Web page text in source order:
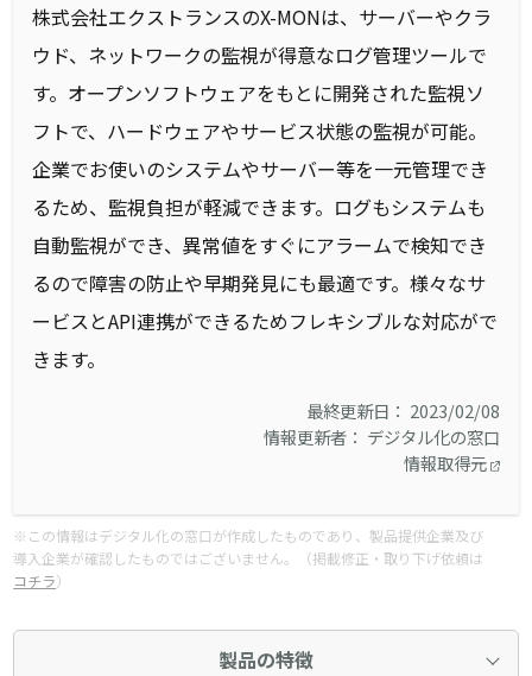
株式会社エクストランスのX-MONは、サーバーやクラ
ウド、ネットワークの監視が得意なログ管理ツールで
す。オープンソフトウェアをもとに開発された監視ソ
フトで、ハードウェアやサービス状態の監視が可能。
企業でお使いのシステムやサーバー等を一元管理でき
るため、監視負担が軽減できます。ログもシステムも
自動監視ができ、異常値をすぐにアラームで検知でき
るので障害の防止や早期発見にも最適です。様々なサ
ービスとAPI連携ができるためフレキシブルな対応がで
きます。
最終更新日： 2023/02/08
情報更新者： デジタル化の窓口
情報取得元
※この情報はデジタル化の窓口が作成したものであり、製品提供企業及び
導入企業が確認したものではございません。（掲載修正・取り下げ依頼は
コチラ）
製品の特徴